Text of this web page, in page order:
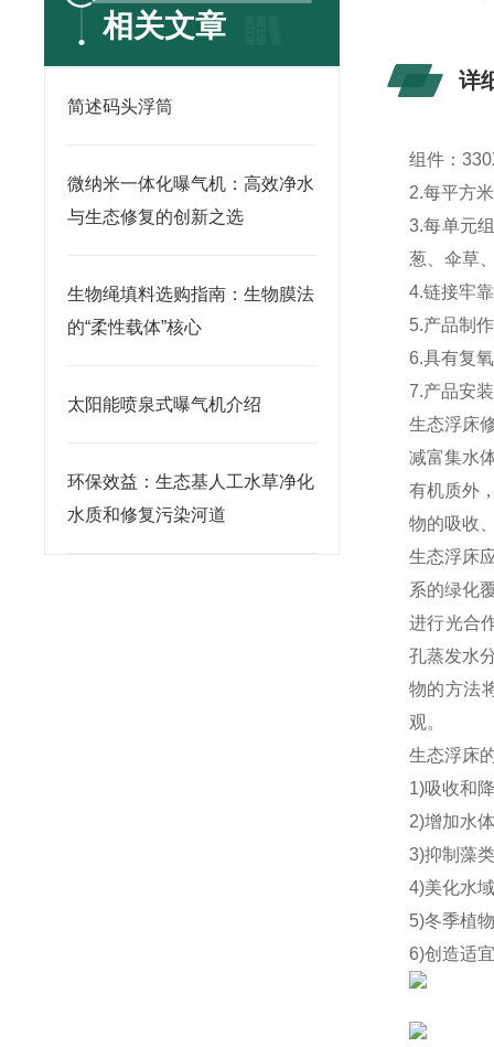
相关文章
简述码头浮筒
微纳米一体化曝气机：高效净水
与生态修复的创新之选
生物绳填料选购指南：生物膜法
的“柔性载体”核心
太阳能喷泉式曝气机介绍
环保效益：生态基人工水草净化
水质和修复污染河道
详
组件：
2.每平方
3.每单元
葱、伞草
4.链接牢
5.产品制
6.具有复
7.产品安
生态浮床
减富集水
有机质外
物的吸收
生态浮床
系的绿化
进行光合
孔蒸发水
物的方法
观。
生态浮床
1)吸收和
2)增加水
3)抑制藻
4)美化水
5)冬季植
6)创造适